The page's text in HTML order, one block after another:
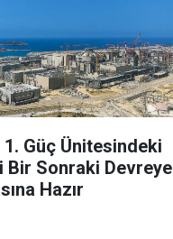
Güç Ünitesindeki
Bir Sonraki Devreye
Hazır